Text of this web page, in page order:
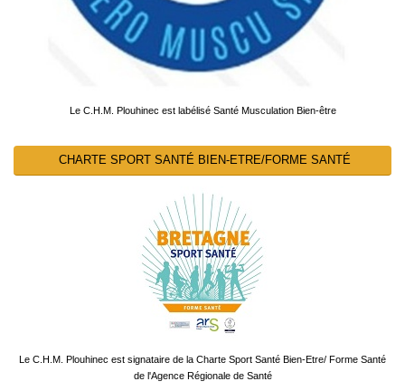
Le C.H.M. Plouhinec est labélisé Santé Musculation Bien-être
CHARTE SPORT SANTÉ BIEN-ETRE/FORME SANTÉ
Le C.H.M. Plouhinec est signataire de la Charte Sport Santé Bien-Etre/ Forme Santé
de l'Agence Régionale de Santé